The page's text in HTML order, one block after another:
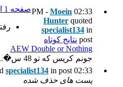
123 آخرین
رفتن به صفحه :
Moein Hunterquoted